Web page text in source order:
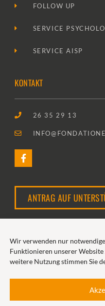
Wir verwenden nur
Funktionieren unserer
weitere Nutzung stimmen Sie
FOLLOW UP
SERVICE
SERVICE AISP
KONTAKT
26 35 29 13
ANTRAG AUF
2026